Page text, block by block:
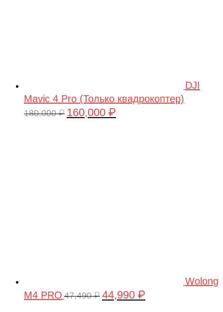
DJI
Mavic 4 Pro (Только квадрокоптер)
180,000₽ Первоначальная
160,000 ₽
Wolong
M4 PRO 47,490₽ Первоначальная
44,990 ₽